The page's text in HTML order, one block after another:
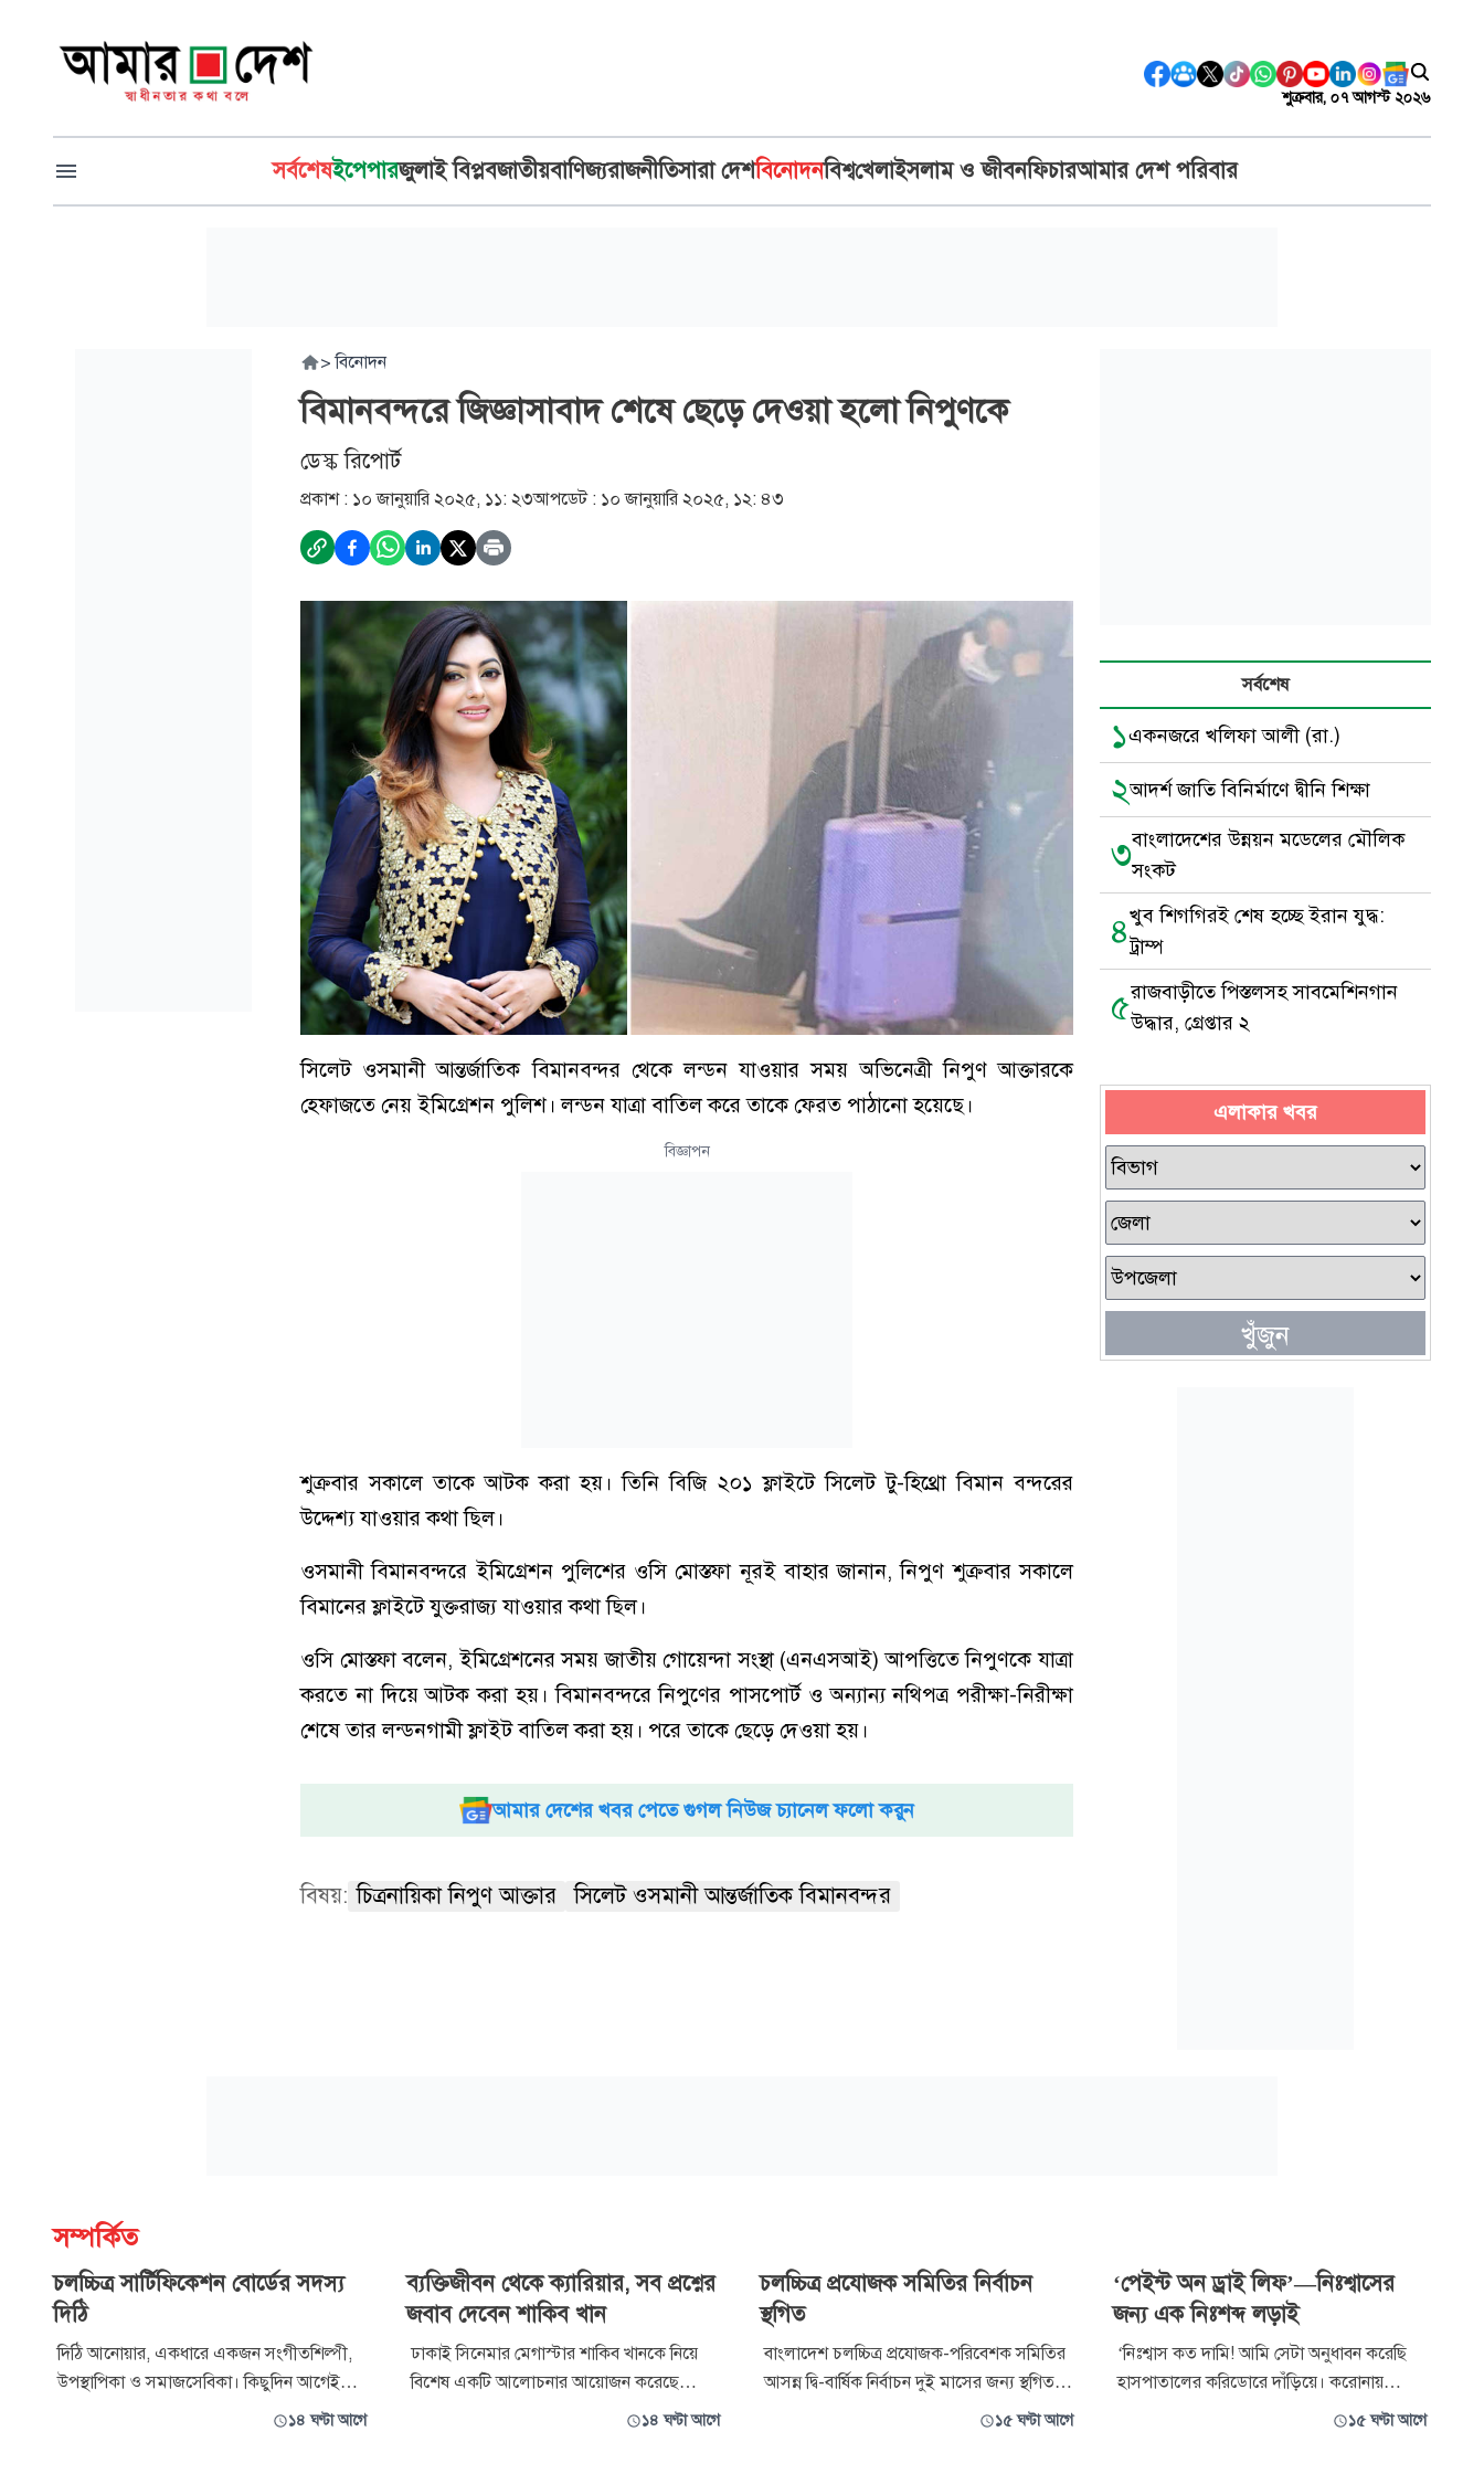
শুক্রবার, ০৭ আগস্ট ২০২৬
সর্বশেষইপেপারজুলাই বিপ্লবজাতীয়বাণিজ্যরাজনীতিসারা দেশবিনোদনবিশ্বখেলাইসলাম ও জীবনফিচারআমার দেশ পরিবার
> বিনোদন
বিমানবন্দরে জিজ্ঞাসাবাদ শেষে ছেড়ে দেওয়া হলো নিপুণকে
ডেস্ক রিপোর্ট
প্রকাশ : ১০ জানুয়ারি ২০২৫, ১১: ২৩আপডেট : ১০ জানুয়ারি ২০২৫, ১২: ৪৩
সিলেট ওসমানী আন্তর্জাতিক বিমানবন্দর থেকে লন্ডন যাওয়ার সময় অভিনেত্রী নিপুণ আক্তারকে
হেফাজতে নেয় ইমিগ্রেশন পুলিশ। লন্ডন যাত্রা বাতিল করে তাকে ফেরত পাঠানো হয়েছে।
বিজ্ঞাপন
শুক্রবার সকালে তাকে আটক করা হয়। তিনি বিজি ২০১ ফ্লাইটে সিলেট টু-হিথ্রো বিমান বন্দরের
উদ্দেশ্য যাওয়ার কথা ছিল।
ওসমানী বিমানবন্দরে ইমিগ্রেশন পুলিশের ওসি মোস্তফা নূরই বাহার জানান, নিপুণ শুক্রবার সকালে
বিমানের ফ্লাইটে যুক্তরাজ্য যাওয়ার কথা ছিল।
ওসি মোস্তফা বলেন, ইমিগ্রেশনের সময় জাতীয় গোয়েন্দা সংস্থা (এনএসআই) আপত্তিতে নিপুণকে যাত্রা
করতে না দিয়ে আটক করা হয়। বিমানবন্দরে নিপুণের পাসপোর্ট ও অন্যান্য নথিপত্র পরীক্ষা-নিরীক্ষা
শেষে তার লন্ডনগামী ফ্লাইট বাতিল করা হয়। পরে তাকে ছেড়ে দেওয়া হয়।
আমার দেশের খবর পেতে গুগল নিউজ চ্যানেল ফলো করুন
বিষয়: চিত্রনায়িকা নিপুণ আক্তার সিলেট ওসমানী আন্তর্জাতিক বিমানবন্দর
সর্বশেষ
১একনজরে খলিফা আলী (রা.)
২আদর্শ জাতি বিনির্মাণে দ্বীনি শিক্ষা
৩বাংলাদেশের উন্নয়ন মডেলের মৌলিক
সংকট
৪খুব শিগগিরই শেষ হচ্ছে ইরান যুদ্ধ:
ট্রাম্প
৫রাজবাড়ীতে পিস্তলসহ সাবমেশিনগান
উদ্ধার, গ্রেপ্তার ২
এলাকার খবর
খুঁজুন
সম্পর্কিত
চলচ্চিত্র সার্টিফিকেশন বোর্ডের সদস্য
দিঠি
দিঠি আনোয়ার, একধারে একজন সংগীতশিল্পী,
উপস্থাপিকা ও সমাজসেবিকা। কিছুদিন আগেই
তিনি যুক্তরাষ্ট্র থেকে দেশে ফিরেছেন। দেশে ফিরেই
১৪ ঘণ্টা আগে
ব্যক্তিজীবন থেকে ক্যারিয়ার, সব প্রশ্নের
জবাব দেবেন শাকিব খান
ঢাকাই সিনেমার মেগাস্টার শাকিব খানকে নিয়ে
বিশেষ একটি আলোচনার আয়োজন করেছে
চ্যানেল আই। সম্প্রতি চিত্রনায়িকা পূর্ণিমার১৪ ঘণ্টা আগে
চলচ্চিত্র প্রযোজক সমিতির নির্বাচন
স্থগিত
বাংলাদেশ চলচ্চিত্র প্রযোজক-পরিবেশক সমিতির
আসন্ন দ্বি-বার্ষিক নির্বাচন দুই মাসের জন্য স্থগিত
করেছেন হাইকোর্ট। আগামী ৮ আগস্ট এই নির্বাচন
১৫ ঘণ্টা আগে
‘পেইন্ট অন ড্রাই লিফ’—নিঃশ্বাসের
জন্য এক নিঃশব্দ লড়াই
‘নিঃশ্বাস কত দামি! আমি সেটা অনুধাবন করেছি
হাসপাতালের করিডোরে দাঁড়িয়ে। করোনায়
আক্রান্ত হয়ে বাবা ১০ দিন লাইফ সাপোর্টে ছিলেন;
১৫ ঘণ্টা আগে